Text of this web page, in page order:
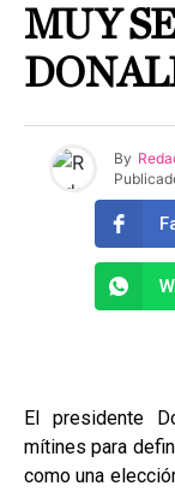
MUY
By
El presidente
mítines para
como una